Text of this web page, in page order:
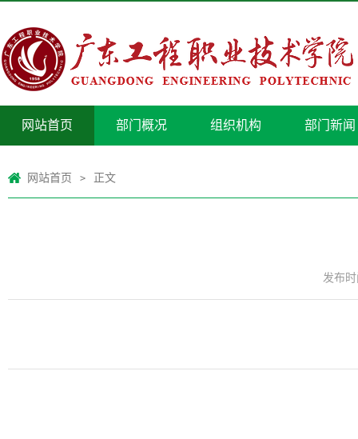
网站首页 部门概况 组织机构 部门新闻
网站首页 > 正文
发布时